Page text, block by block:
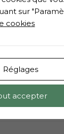
sur
cookies
Réglages
accepter